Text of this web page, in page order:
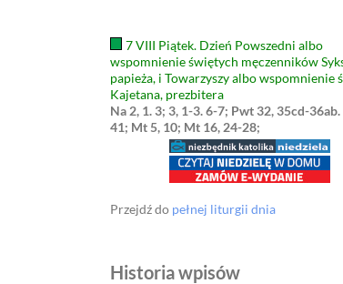
7 VIII Piątek. Dzień Powszedni albo
wspomnienie świętych męczenników
papieża, i Towarzyszy albo wspomnienie
Kajetana, prezbitera
Na 2, 1. 3; 3, 1-3. 6-7; Pwt 32, 35cd-
41; Mt 5, 10; Mt 16, 24-28;
Przejdź do pełnej liturgii dnia
Historia wpisów